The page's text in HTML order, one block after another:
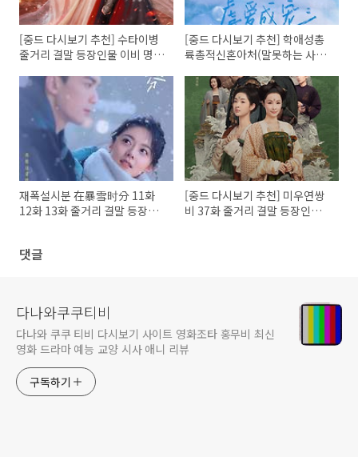
[중드 다시보기 추천] 수타이병
줄거리 결말 등장인물 이비 명가
[중드 다시보기 추천] 학애성총
륙총적신혼아처(말못하는 사랑)
재폭설시분 在暴雪时分 11화
12화 13화 줄거리 결말 등장인
[중드 다시보기 추천] 미우연쌍
비 37화 줄거리 결말 등장인물
댓글
다나와쿠쿠티비
다나와 쿠쿠 티비 다시보기 사이트 영화조타 홍무비 최신
영화 드라마 예능 교양 시사 애니 리뷰
구독하기